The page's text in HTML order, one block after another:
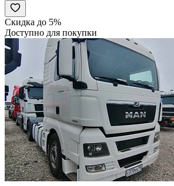
Скидка до 5%
Доступно для покупки